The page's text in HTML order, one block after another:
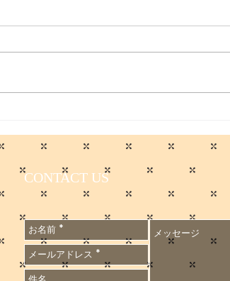
無料会員に登録すれば読めるそう
e/DGXZQOUB256X20V20C2
6A5000000/?
n_cid=SNSTW001&n_tw=178
1667502
CONTACT US